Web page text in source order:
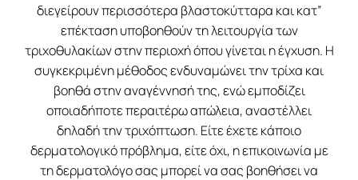
διεγείρουν περισσότερα βλαστοκύτταρα και κατ”
επέκταση υποβοηθούν τη λειτουργία των
τριχοθυλακίων στην περιοχή όπου γίνεται η έγχυση. Η
συγκεκριμένη μέθοδος ενδυναμώνει την τρίχα και
βοηθά στην αναγέννησή της, ενώ εμποδίζει
οποιαδήποτε περαιτέρω απώλεια, αναστέλλει
δηλαδή την τριχόπτωση. Είτε έχετε κάποιο
δερματολογικό πρόβλημα, είτε όχι, η επικοινωνία με
τη δερματολόγο σας μπορεί να σας βοηθήσει να